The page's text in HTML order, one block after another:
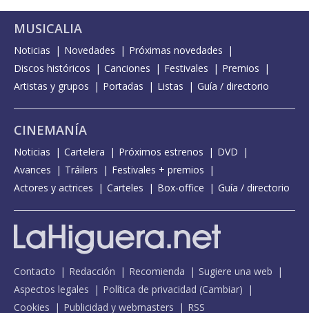
MUSICALIA
Noticias Novedades
Próximas novedades
Discos históricos
Canciones Festivales
Premios
Artistas y grupos
Portadas Listas Guía / directorio
CINEMANÍA
Noticias Cartelera Próximos estrenos
DVD
Avances
Tráilers
Festivales + premios
Actores y actrices
Carteles Box-office Guía / directorio
Contacto Redacción Recomienda
Sugiere una web
Aspectos legales
Política de privacidad (Cambiar)
Cookies
Publicidad y webmasters RSS